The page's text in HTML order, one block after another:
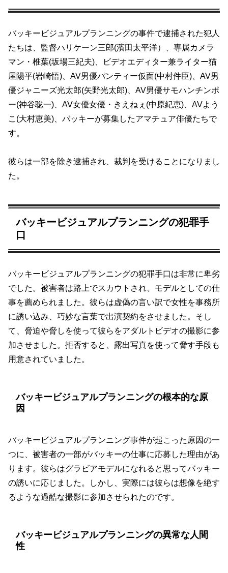
バッキービジュアルプランニングの事件で逮捕された犯人
たちは、監督ハリケーン三郎(濱田太平洋）、専属カメラ
マン・椎葉(坂場三紀夫)、ビデオエディター兼ライター猫
屋陽平(岩崎悟)、AV男優パンティー仮面(中村件臣)、AV男
優ジャニーズ光太郎(矢野光太郎)、AV男優サモハンチンポ
ー(神谷聡一)、AV女優女優・きえねぇ(中原紀恵)、AVよう
こ(大村恵美)、バッキーが募集したアマチュア俳優たちで
す。
彼らは一部を除き逮捕され、裁判を受けることになりまし
た。
バッキービジュアルプランニングの犯罪手
口
バッキービジュアルプランニングの犯罪手口は非常に卑劣
でした。被害者は路上でスカウトされ、モデルとしての仕
事を薦められました。彼らは虚偽の言い訳で女性を事務所
に誘い込み、巧妙な言葉で出演契約をさせました。そし
て、脅迫や脅しを使って彼らをアダルトビデオの撮影に参
加させました。拒否すると、露出写真を使って脅す手段も
用意されていました。
バッキービジュアルプランニングの根本的な原
因
バッキービジュアルプランニング事件が起こった原因の一
つに、被害者の一部がバッキーの仕事に応募した理由があ
ります。彼らはグラビアモデルになれると思ってバッキー
の誘いに応じました。しかし、実際には彼らは想像を絶す
るような過酷な撮影に参加させられたのです。
バッキービジュアルプランニングの異常な人間
性